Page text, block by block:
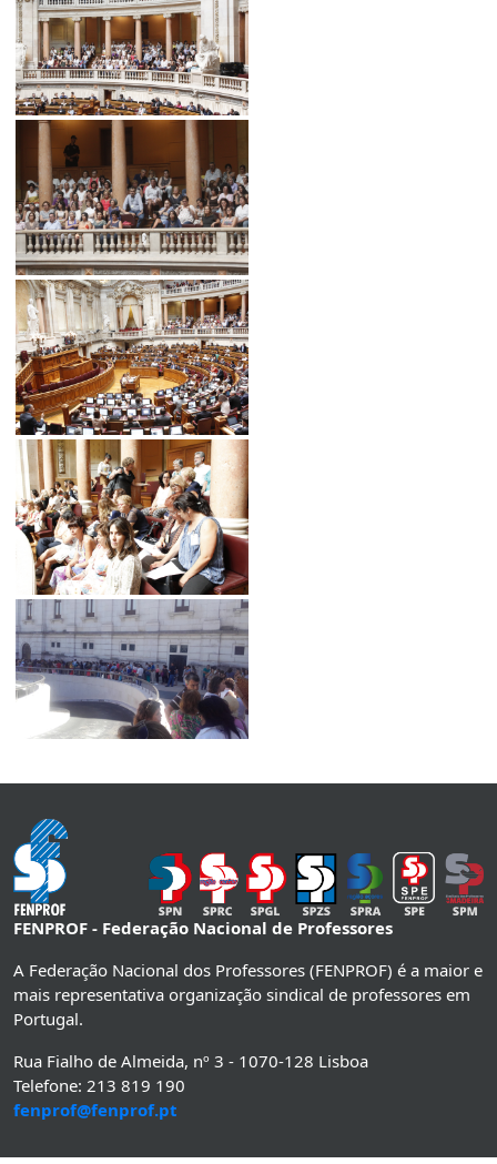
FENPROF - Federação Nacional de Professores
A Federação Nacional dos Professores (FENPROF) é a maior e
mais representativa organização sindical de professores em
Portugal.
Rua Fialho de Almeida, nº 3 - 1070-128 Lisboa
Telefone: 213 819 190
fenprof@fenprof.pt